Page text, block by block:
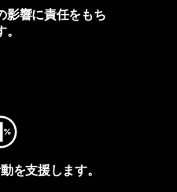
影響に責任をもち
を支援します。